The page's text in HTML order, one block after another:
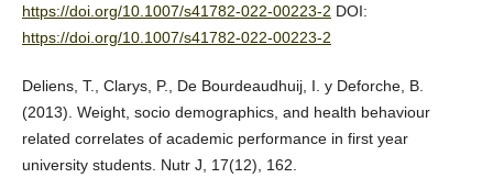
https://doi.org/10.1007/s41782-022-00223-2 DOI:
https://doi.org/10.1007/s41782-022-00223-2
Deliens, T., Clarys, P., De Bourdeaudhuij, I. y Deforche, B.
(2013). Weight, socio demographics, and health behaviour
related correlates of academic performance in first year
university students. Nutr J, 17(12), 162.